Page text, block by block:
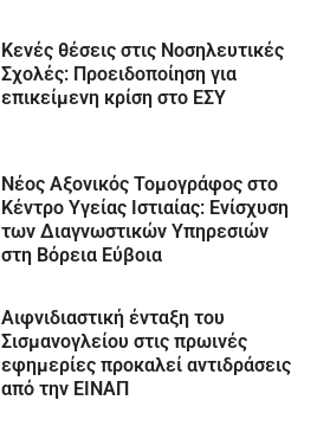
Κενές θέσεις στις Νοσηλευτικές
Σχολές: Προειδοποίηση για
επικείμενη κρίση στο ΕΣΥ
Νέος Αξονικός Τομογράφος στο
Κέντρο Υγείας Ιστιαίας: Ενίσχυση
των Διαγνωστικών Υπηρεσιών
στη Βόρεια Εύβοια
Αιφνιδιαστική ένταξη του
Σισμανογλείου στις πρωινές
εφημερίες προκαλεί αντιδράσεις
από την ΕΙΝΑΠ